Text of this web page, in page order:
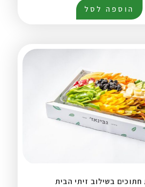
הוספה לסל
חתוכים בשילוב זיתי הבית